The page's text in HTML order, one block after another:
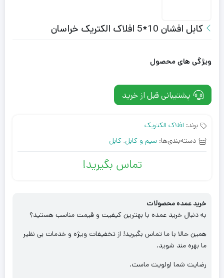
کابل افشان 10*5 افلاک الکتریک خراسان
ویژگی های محصول
پشتیبانی قبل از خرید
برند: افلاک الکتریک
دسته‌بندی‌ها: سیم و کابل, کابل
تماس بگیرید!
خرید عمده محصولات
به دنبال خرید عمده با بهترین کیفیت و قیمت مناسب هستید؟
همین حالا با ما تماس بگیرید! از تخفیفات ویژه و خدمات بی نظیر
ما بهره مند شوید.
رضایت شما اولویت ماست.